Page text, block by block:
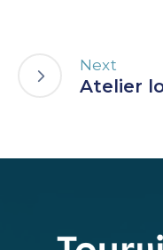
Next
Atelier